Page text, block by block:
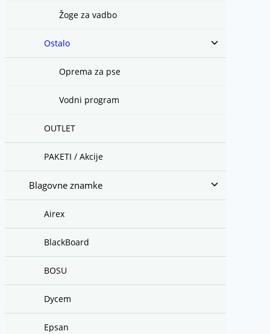
Žoge za vadbo
Ostalo
Toggle
menu
Oprema za pse
Vodni program
OUTLET
PAKETI / Akcije
Blagovne znamke
Toggle
menu
Airex
BlackBoard
BOSU
Dycem
Epsan